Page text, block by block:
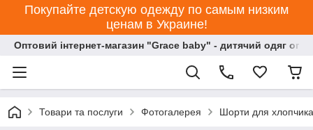
Покупайте детскую одежду по самым низким
ценам в Украине!
Оптовий інтернет-магазин "Grace baby" - дитячий одяг
Товари та послуги Фотогалерея Шорти для